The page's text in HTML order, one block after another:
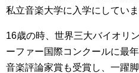
私立音楽大学に入学にしていま
16歳の時、世界三大バイオリ
ーファー国際コンクールに最
音楽評論家賞も受賞し、一躍